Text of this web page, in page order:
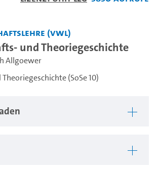
(VWL)
und Theoriegeschichte
Allgoewer
(SoSe 10)